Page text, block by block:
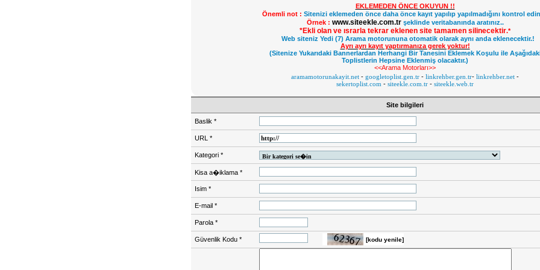
EKLEMEDEN ÖNCE OKUYUN !!
Önemli not : Sitenizi eklemeden önce daha önce kayıt yapılıp yapılmadığını kontrol
Örnek : www.siteekle.com.tr şeklinde veritabanında aratınız..
*Ekli olan ve ısrarla tekrar eklenen site tamamen silinecektir.*
Web siteniz Yedi (7) Arama motorununa otomatik olarak aynı anda eklenecektir.!
Ayrı ayrı kayıt yaptırmanıza gerek yoktur!
(Sitenize Yukarıdaki Bannerlardan Herhangi Bir Tanesini Eklemek Koşulu ile
Toplistlerin Hepsine Eklenmiş olacaktır.)
<<Arama Motorları>>
aramamotorunakayit.net - googletoplist.gen.tr - linkrehber.gen.tr- linkrehber.net -
sekertoplist.com - siteekle.com.tr - siteekle.web.tr
Site bilgileri
Baslik *
URL *
Kategori *
Kisa a�iklama *
Isim *
E-mail *
Parola *
Güvenlik Kodu * [kodu yenile]